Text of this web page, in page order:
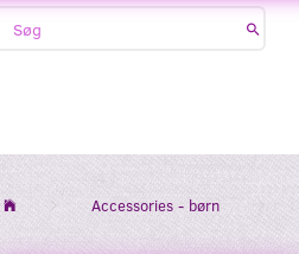
Accessories - børn